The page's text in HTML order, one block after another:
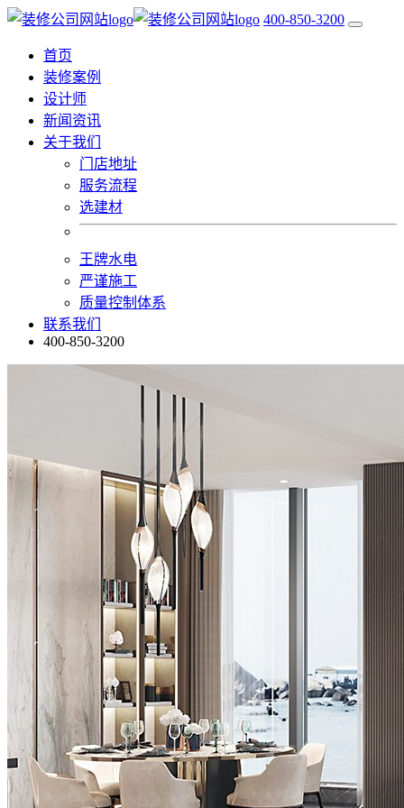
400-850-3200
首页
装修案例
设计师
新闻资讯
关于我们
门店地址
服务流程
选建材
王牌水电
严谨施工
质量控制体系
联系我们
400-850-3200